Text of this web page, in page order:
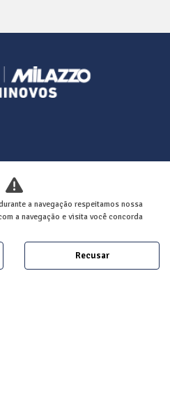
DE VEICULOS LTDA
a navegação respeitamos nossa
a navegação e visita você concorda
Recusar